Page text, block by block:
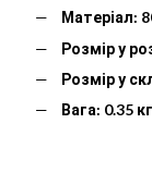
Матеріал:
Розмір у
Розмір у
Вага: 0.35 кг